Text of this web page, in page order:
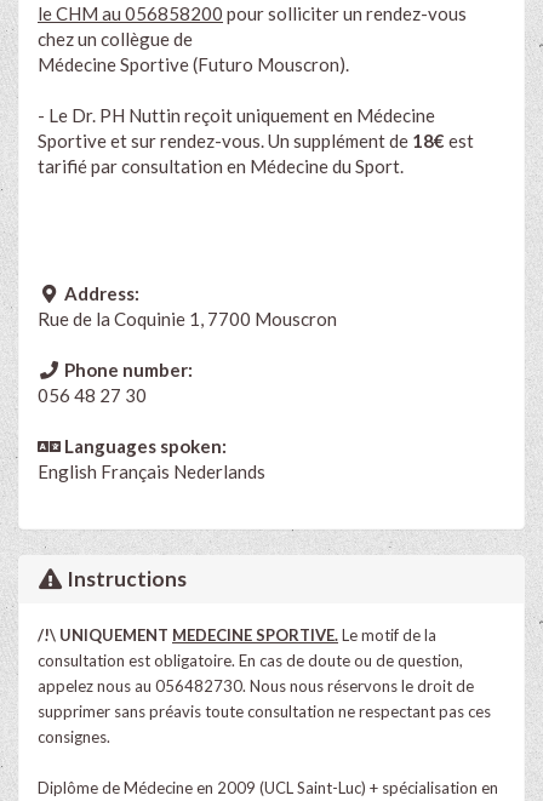
le CHM au 056858200 pour solliciter un rendez-vous
chez un collègue de
Médecine Sportive (Futuro Mouscron).
- Le Dr. PH Nuttin reçoit uniquement en Médecine
Sportive et sur rendez-vous. Un supplément de 18€ est
tarifié par consultation en Médecine du Sport.
Address:
Rue de la Coquinie 1, 7700 Mouscron
Phone number:
056 48 27 30
Languages spoken:
English Français Nederlands
Instructions
/!\ UNIQUEMENT MEDECINE SPORTIVE.Le motif de la
consultation est obligatoire. En cas de doute ou de question,
appelez nous au 056482730. Nous nous réservons le droit de
supprimer sans préavis toute consultation ne respectant pas ces
consignes.
Diplôme de Médecine en 2009 (UCL Saint-Luc) + spécialisation en